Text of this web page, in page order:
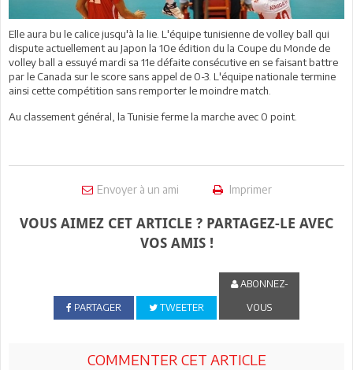
Elle aura bu le calice jusqu'à la lie. L'équipe tunisienne de volley ball qui
dispute actuellement au Japon la 10e édition du la Coupe du Monde de
volley ball a essuyé mardi sa 11e défaite consécutive en se faisant battre
par le Canada sur le score sans appel de 0-3. L'équipe nationale termine
ainsi cette compétition sans remporter le moindre match.
Au classement général, la Tunisie ferme la marche avec 0 point.
Envoyer à un ami Imprimer
VOUS AIMEZ CET ARTICLE ? PARTAGEZ-LE AVEC
VOS AMIS !
PARTAGER TWEETER
ABONNEZ-
VOUS
COMMENTER CET ARTICLE